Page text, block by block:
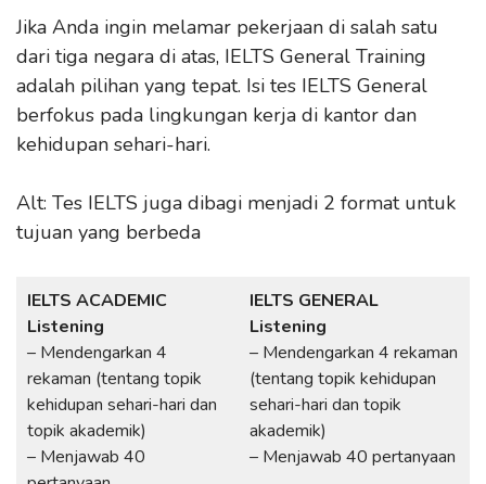
Jika Anda ingin melamar pekerjaan di salah satu
dari tiga negara di atas, IELTS General Training
adalah pilihan yang tepat. Isi tes IELTS General
berfokus pada lingkungan kerja di kantor dan
kehidupan sehari-hari.
Alt: Tes IELTS juga dibagi menjadi 2 format untuk
tujuan yang berbeda
IELTS ACADEMIC
Listening
– Mendengarkan 4
rekaman (tentang topik
kehidupan sehari-hari dan
topik akademik)
– Menjawab 40
IELTS GENERAL
Listening
– Mendengarkan 4 rekaman
(tentang topik kehidupan
sehari-hari dan topik
akademik)
– Menjawab 40 pertanyaan